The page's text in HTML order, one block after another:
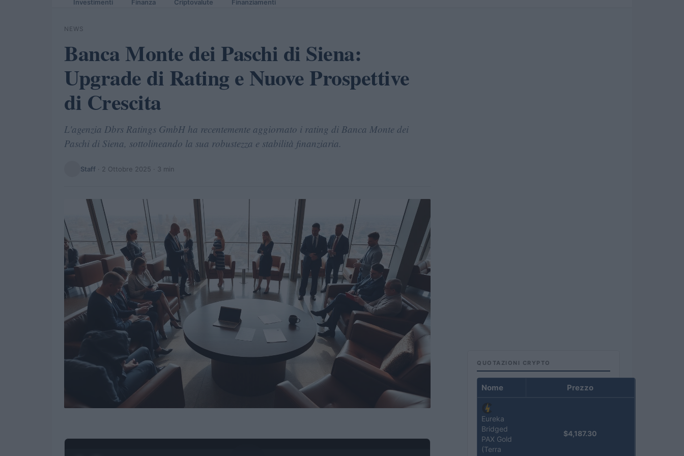
Investimenti Finanza Criptovalute Finanziamenti
NEWS
Banca Monte dei Paschi di Siena:
Upgrade di Rating e Nuove Prospettive
di Crescita
L'agenzia Dbrs Ratings GmbH ha recentemente aggiornato i rating di Banca Monte dei
Paschi di Siena, sottolineando la sua robustezza e stabilità finanziaria.
Staff · 2 Ottobre 2025 · 3 min
QUOTAZIONI CRYPTO
Nome Prezzo
Eureka
Bridged
PAX Gold
(Terra
$4,187.30